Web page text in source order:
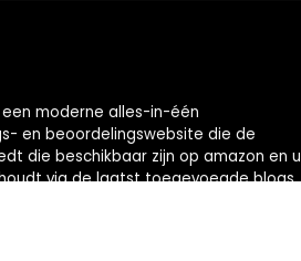
een moderne alles-in-één
en beoordelingswebsite die de
die beschikbaar zijn op amazon en u
via de laatst toegevoegde blogs.